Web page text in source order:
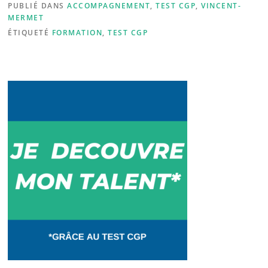
b
o
dI
n
PUBLIÉ DANSACCOMPAGNEMENT,TEST CGP,VINCENT-
MERMET
ÉTIQUETÉ FORMATION,TEST CGP